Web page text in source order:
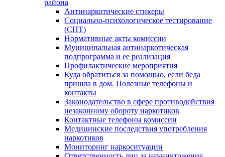
района
Антинаркотические стикеры
Социально-психологическое тестирование
(СПТ)
Нормативные акты комиссии
Муниципальная антинаркотическая
подпрограмма и ее реализация
Профилактические мероприятия
Куда обратиться за помощью, если беда
пришла в дом. Полезные телефоны и
контакты
Законодательство в сфере противодействия
незаконному обороту наркотиков
Контактные телефоны комиссии
Медицинские последствия употребления
наркотиков
Мониторинг наркоситуации